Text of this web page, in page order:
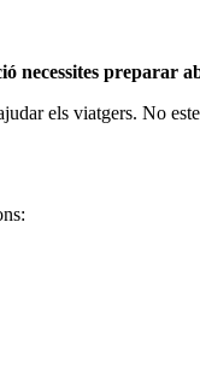
preparar
els viatgers. No